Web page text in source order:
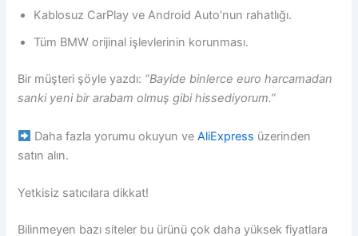
Kablosuz CarPlay ve Android Auto’nun rahatlığı.
Tüm BMW orijinal işlevlerinin korunması.
Bir müşteri şöyle yazdı: “Bayide binlerce euro harcamadan
sanki yeni bir arabam olmuş gibi hissediyorum.”
Daha fazla yorumu okuyun veAliExpress üzerinden
satın alın.
Yetkisiz satıcılara dikkat!
Bilinmeyen bazı siteler bu ürünü çok daha yüksek fiyatlara